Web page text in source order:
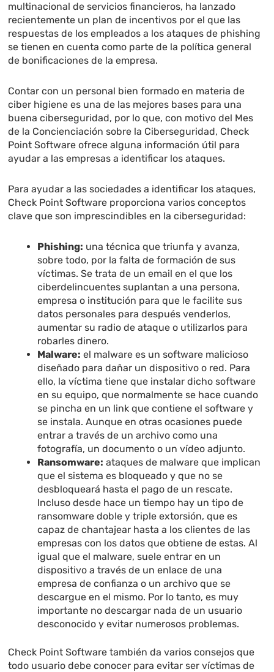
multinacional de servicios financieros, ha lanzado
recientemente un plan de incentivos por el que las
respuestas de los empleados a los ataques de phishing
se tienen en cuenta como parte de la política general
de bonificaciones de la empresa.
Contar con un personal bien formado en materia de
ciber higiene es una de las mejores bases para una
buena ciberseguridad, por lo que, con motivo del Mes
de la Concienciación sobre la Ciberseguridad, Check
Point Software ofrece alguna información útil para
ayudar a las empresas a identificar los ataques.
Para ayudar a las sociedades a identificar los ataques,
Check Point Software proporciona varios conceptos
clave que son imprescindibles en la ciberseguridad:
Phishing: una técnica que triunfa y avanza,
sobre todo, por la falta de formación de sus
víctimas. Se trata de un email en el que los
ciberdelincuentes suplantan a una persona,
empresa o institución para que le facilite sus
datos personales para después venderlos,
aumentar su radio de ataque o utilizarlos para
robarles dinero.
Malware: el malware es un software malicioso
diseñado para dañar un dispositivo o red. Para
ello, la víctima tiene que instalar dicho software
en su equipo, que normalmente se hace cuando
se pincha en un link que contiene el software y
se instala. Aunque en otras ocasiones puede
entrar a través de un archivo como una
fotografía, un documento o un vídeo adjunto.
Ransomware: ataques de malware que implican
que el sistema es bloqueado y que no se
desbloqueará hasta el pago de un rescate.
Incluso desde hace un tiempo hay un tipo de
ransomware doble y triple extorsión, que es
capaz de chantajear hasta a los clientes de las
empresas con los datos que obtiene de estas. Al
igual que el malware, suele entrar en un
dispositivo a través de un enlace de una
empresa de confianza o un archivo que se
descargue en el mismo. Por lo tanto, es muy
importante no descargar nada de un usuario
desconocido y evitar numerosos problemas.
Check Point Software también da varios consejos que
todo usuario debe conocer para evitar ser víctimas de